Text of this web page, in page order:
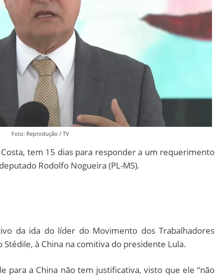
Foto: Reprodução / TV
tem 15 dias para responder a um requerimento
Rodolfo Nogueira (PL-MS).
da ida do líder do Movimento dos Trabalhadores
Stédile, à China na comitiva do presidente Lula.
para a China não tem justificativa, visto que ele “não